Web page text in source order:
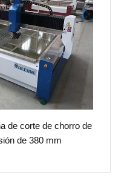
de corte de chorro de
de 380 mm